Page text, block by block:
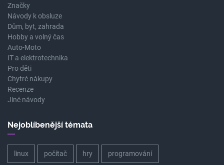
Značky
Návody k obsluze
Dům, byt, zahrada
Hobby a volný čas
Auto-Moto
IT a elektrotechnika
Pro děti
Chytré nákupy
Recenze
Jiné návody
Nejoblíbenější témata
linux počítač hry programování